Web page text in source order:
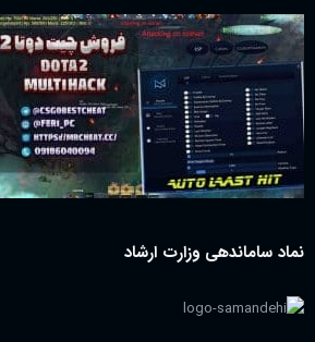
نماد ساماندهی وزارت ارشاد